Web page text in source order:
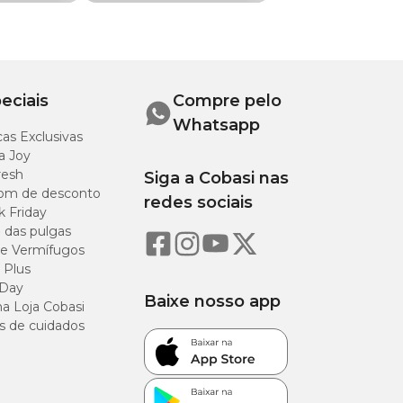
a
ouvido).
Exclusivas
Joy
de desconto
Friday
das pulgas
Vermífugos
Plus
Loja Cobasi
de cuidados
Compre pelo
Whatsapp
Siga a Cobasi nas
redes sociais
Baixe nosso app